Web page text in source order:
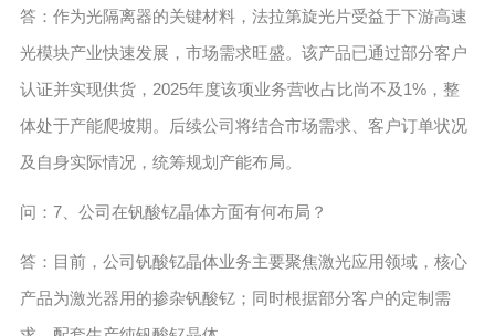
答：作为光隔离器的关键材料，法拉第旋光片受益于下游高速
光模块产业快速发展，市场需求旺盛。该产品已通过部分客户
认证并实现供货，2025年度该项业务营收占比尚不及1%，整
体处于产能爬坡期。后续公司将结合市场需求、客户订单状况
及自身实际情况，统筹规划产能布局。
问：7、公司在钒酸钇晶体方面有何布局？
答：目前，公司钒酸钇晶体业务主要聚焦激光应用领域，核心
产品为激光器用的掺杂钒酸钇；同时根据部分客户的定制需